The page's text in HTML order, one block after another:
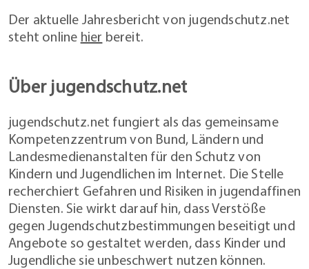
Der aktuelle Jahresbericht von jugendschutz.net
steht online hier bereit.
Über jugendschutz.net
jugendschutz.net fungiert als das gemeinsame
Kompetenzzentrum von Bund, Ländern und
Landesmedienanstalten für den Schutz von
Kindern und Jugendlichen im Internet. Die Stelle
recherchiert Gefahren und Risiken in jugendaffinen
Diensten. Sie wirkt darauf hin, dass Verstöße
gegen Jugendschutzbestimmungen beseitigt und
Angebote so gestaltet werden, dass Kinder und
Jugendliche sie unbeschwert nutzen können.